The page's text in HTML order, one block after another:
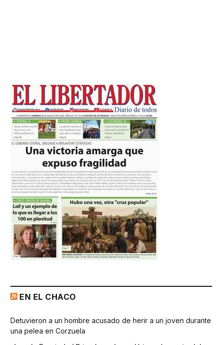
EN EL CHACO
Detuvieron a un hombre acusado de herir a un joven durante
una pelea en Corzuela